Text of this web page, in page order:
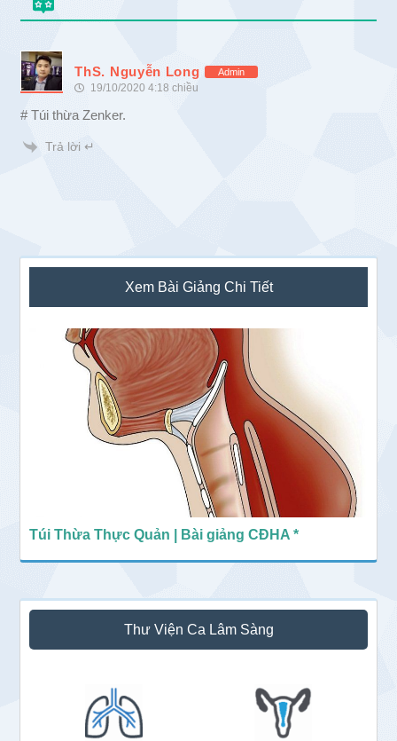
ThS. Nguyễn Long Admin
19/10/2020 4:18 chiều
# Túi thừa Zenker.
Trả lời ↵
Sidebar
chính
Xem Bài Giảng Chi Tiết
Túi Thừa Thực Quản | Bài giảng CĐHA *
Thư Viện Ca Lâm Sàng